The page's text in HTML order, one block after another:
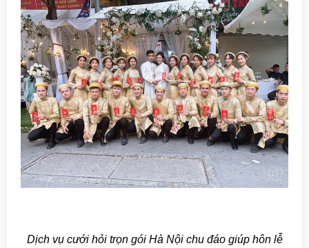
Dịch vụ cưới hỏi trọn gói Hà Nội chu đáo giúp hôn lễ